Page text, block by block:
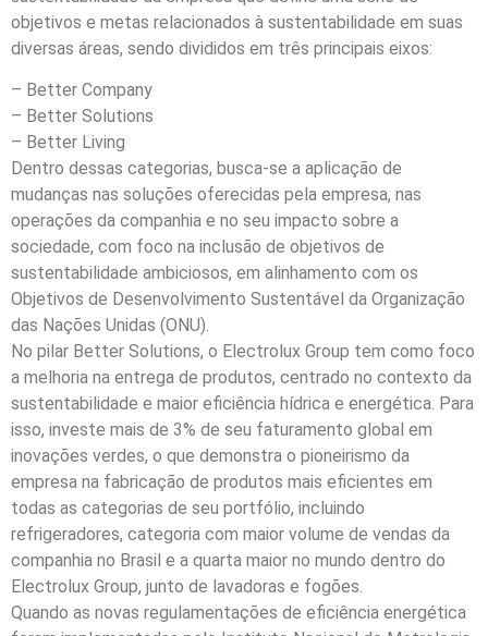
objetivos e metas relacionados à sustentabilidade em suas
diversas áreas, sendo divididos em três principais eixos:
– Better Company
– Better Solutions
– Better Living
Dentro dessas categorias, busca-se a aplicação de
mudanças nas soluções oferecidas pela empresa, nas
operações da companhia e no seu impacto sobre a
sociedade, com foco na inclusão de objetivos de
sustentabilidade ambiciosos, em alinhamento com os
Objetivos de Desenvolvimento Sustentável da Organização
das Nações Unidas (ONU).
No pilar Better Solutions, o Electrolux Group tem como foco
a melhoria na entrega de produtos, centrado no contexto da
sustentabilidade e maior eficiência hídrica e energética. Para
isso, investe mais de 3% de seu faturamento global em
inovações verdes, o que demonstra o pioneirismo da
empresa na fabricação de produtos mais eficientes em
todas as categorias de seu portfólio, incluindo
refrigeradores, categoria com maior volume de vendas da
companhia no Brasil e a quarta maior no mundo dentro do
Electrolux Group, junto de lavadoras e fogões.
Quando as novas regulamentações de eficiência energética